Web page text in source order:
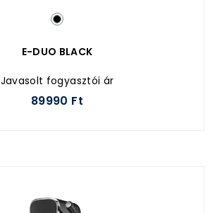
E-DUO BLACK
Javasolt fogyasztói ár
89990 Ft